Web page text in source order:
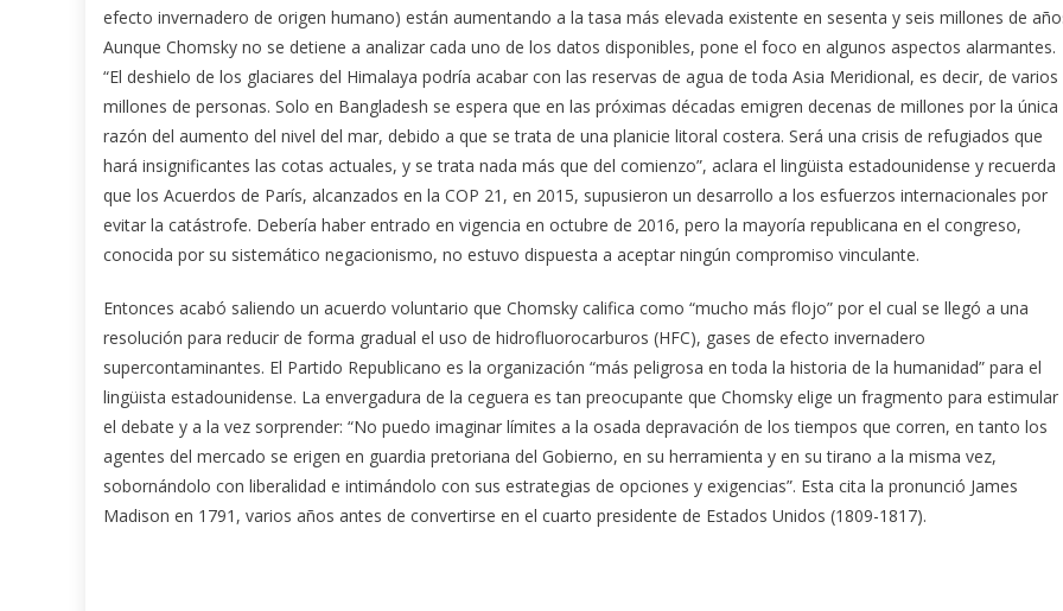
efecto invernadero de origen humano) están aumentando a la tasa más elevada existente en sesenta y seis millones de
Aunque Chomsky no se detiene a analizar cada uno de los datos disponibles, pone el foco en algunos aspectos alarmantes.
“El deshielo de los glaciares del Himalaya podría acabar con las reservas de agua de toda Asia Meridional, es decir, de varios
millones de personas. Solo en Bangladesh se espera que en las próximas décadas emigren decenas de millones por la única
razón del aumento del nivel del mar, debido a que se trata de una planicie litoral costera. Será una crisis de refugiados que
hará insignificantes las cotas actuales, y se trata nada más que del comienzo”, aclara el lingüista estadounidense y recuerda
que los Acuerdos de París, alcanzados en la COP 21, en 2015, supusieron un desarrollo a los esfuerzos internacionales por
evitar la catástrofe. Debería haber entrado en vigencia en octubre de 2016, pero la mayoría republicana en el congreso,
conocida por su sistemático negacionismo, no estuvo dispuesta a aceptar ningún compromiso vinculante.
Entonces acabó saliendo un acuerdo voluntario que Chomsky califica como “mucho más flojo” por el cual se llegó a una
resolución para reducir de forma gradual el uso de hidrofluorocarburos (HFC), gases de efecto invernadero
supercontaminantes. El Partido Republicano es la organización “más peligrosa en toda la historia de la humanidad” para el
lingüista estadounidense. La envergadura de la ceguera es tan preocupante que Chomsky elige un fragmento para estimular
el debate y a la vez sorprender: “No puedo imaginar límites a la osada depravación de los tiempos que corren, en tanto los
agentes del mercado se erigen en guardia pretoriana del Gobierno, en su herramienta y en su tirano a la misma vez,
sobornándolo con liberalidad e intimándolo con sus estrategias de opciones y exigencias”. Esta cita la pronunció James
Madison en 1791, varios años antes de convertirse en el cuarto presidente de Estados Unidos (1809-1817).